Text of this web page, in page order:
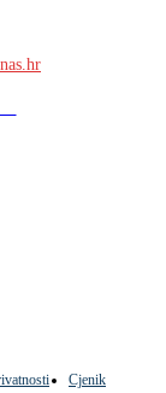
Cjenik